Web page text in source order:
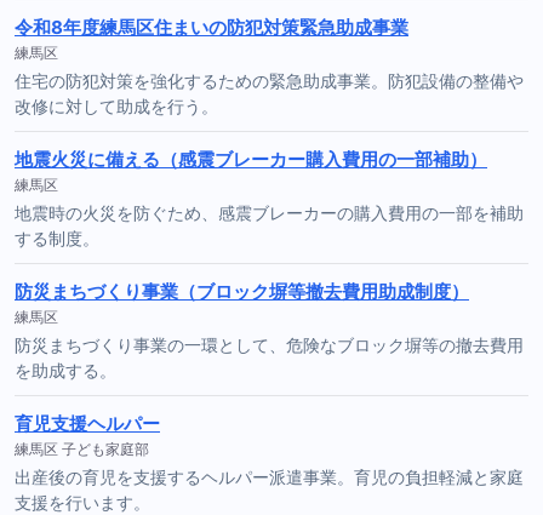
令和8年度練馬区住まいの防犯対策緊急助成事業
練馬区
住宅の防犯対策を強化するための緊急助成事業。防犯設備の整備や
改修に対して助成を行う。
地震火災に備える（感震ブレーカー購入費用の一部補助）
練馬区
地震時の火災を防ぐため、感震ブレーカーの購入費用の一部を補助
する制度。
防災まちづくり事業（ブロック塀等撤去費用助成制度）
練馬区
防災まちづくり事業の一環として、危険なブロック塀等の撤去費用
を助成する。
育児支援ヘルパー
練馬区 子ども家庭部
出産後の育児を支援するヘルパー派遣事業。育児の負担軽減と家庭
支援を行います。